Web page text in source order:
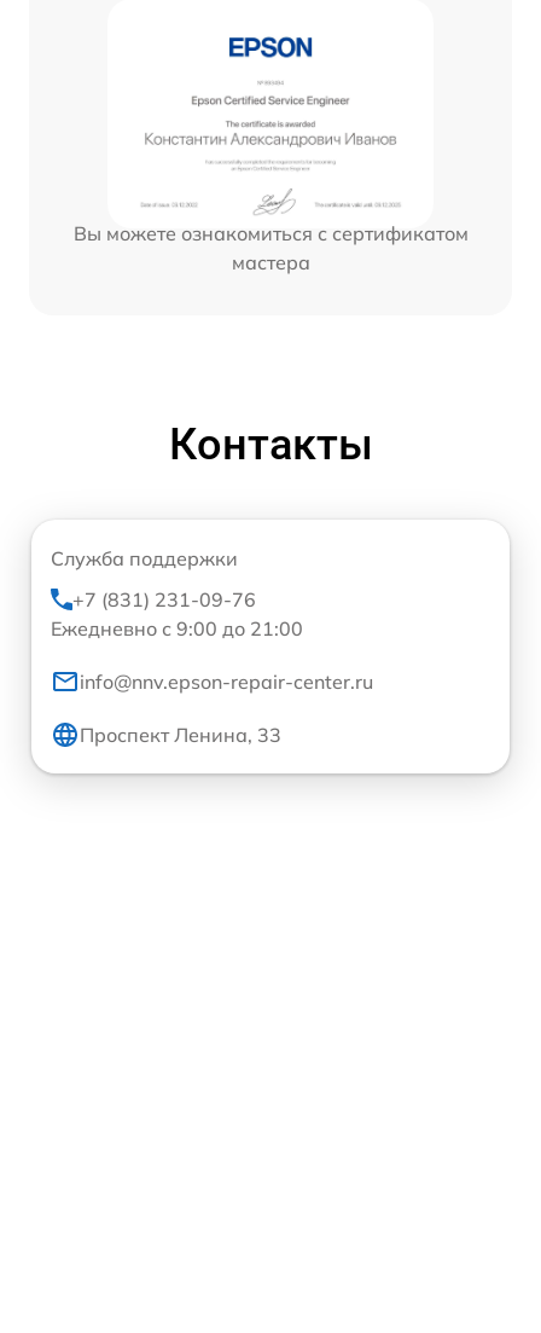
Вы можете ознакомиться с сертификатом
мастера
Контакты
Служба поддержки
+7 (831) 231-09-76
Ежедневно с 9:00 до 21:00
info@nnv.epson-repair-center.ru
Проспект Ленина, 33